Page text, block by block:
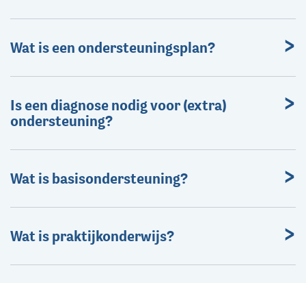
Wat is een ondersteuningsplan?
Is een diagnose nodig voor (extra)
ondersteuning?
Wat is basisondersteuning?
Wat is praktijkonderwijs?